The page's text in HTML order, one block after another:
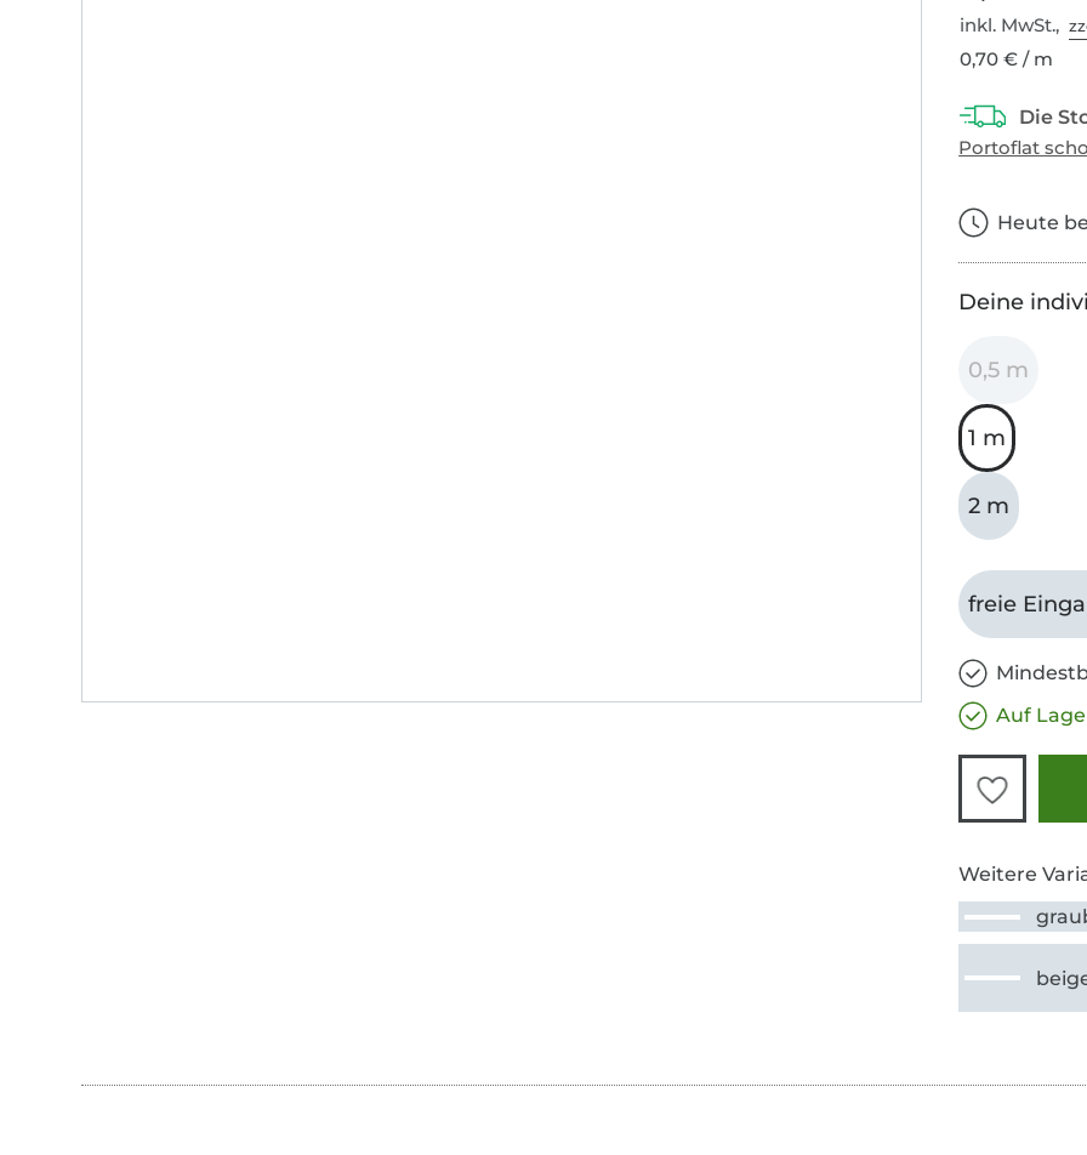
inkl. MwSt.,
0,70 € / m
Heute
Deine
0,5 m
1 m
2 m
freie
Auf
Weitere